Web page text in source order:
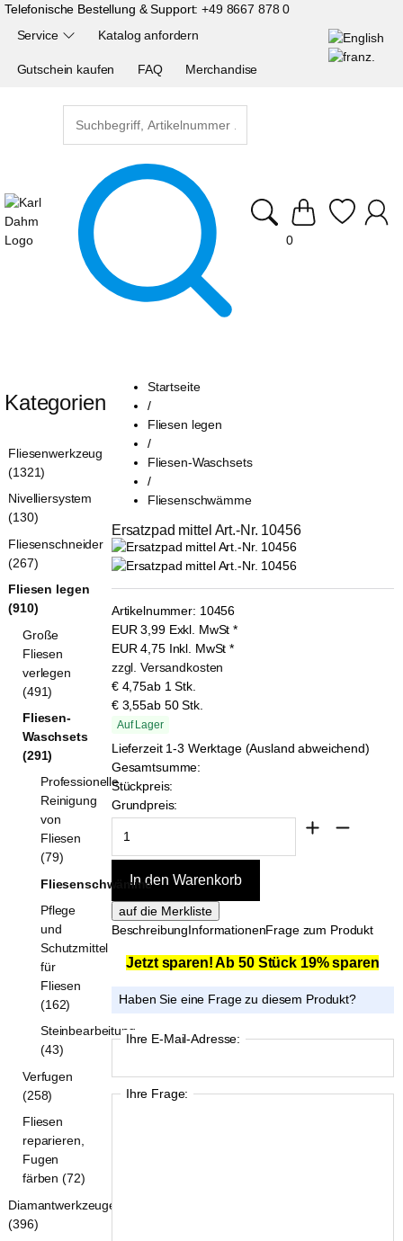
Telefonische Bestellung & Support:+49 8667 878 0
Service Katalog anfordern
Gutschein kaufen FAQ Merchandise
0
Startseite
/
Fliesen legen
/
Fliesen-Waschsets
/
Fliesenschwämme
Ersatzpad mittel Art.-Nr. 10456
Artikelnummer: 10456
EUR3,99 Exkl. MwSt *
EUR4,75 Inkl. MwSt *
zzgl. Versandkosten
€ 4,75ab 1 Stk.
€ 3,55ab 50 Stk.
Auf Lager
Lieferzeit 1-3 Werktage (Ausland abweichend)
Gesamtsumme:
Stückpreis:
Grundpreis:
BeschreibungInformationenFrage zum Produkt
Jetzt sparen! Ab 50 Stück 19% sparen
Haben Sie eine Frage zu diesem Produkt?
Ihre E-Mail-Adresse:
Ihre Frage:
Kategorien
Fliesenwerkzeug
(1321)
Nivelliersystem
(130)
Fliesenschneider
(267)
Fliesen legen
(910)
Große
Fliesen
verlegen
(491)
Fliesen-
Waschsets
(291)
Professionelle
Reinigung
von
Fliesen
(79)
Fliesenschwämme
Pflege
und
Schutzmittel
für
Fliesen
(162)
Steinbearbeitung
(43)
Verfugen
(258)
Fliesen
reparieren,
Fugen
färben (72)
Diamantwerkzeuge
(396)